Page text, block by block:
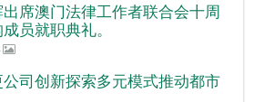
席澳门法律工作者联合会十周
员就职典礼。
司创新探索多元模式推动都市